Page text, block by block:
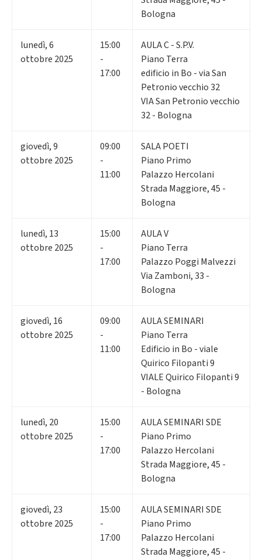
Bologna
lunedì,6
ottobre 2025
15:00
-
17:00
AULA C - S.P.V.
Piano Terra
edificio in Bo - via San
Petronio vecchio 32
VIA San Petronio vecchio
32 - Bologna
giovedì,9
ottobre 2025
09:00
-
11:00
SALA POETI
Piano Primo
Palazzo Hercolani
Strada Maggiore, 45 -
Bologna
lunedì, 13
ottobre 2025
15:00
-
17:00
AULA V
Piano Terra
Palazzo Poggi Malvezzi
Via Zamboni, 33 -
Bologna
giovedì, 16
ottobre 2025
09:00
-
11:00
AULA SEMINARI
Piano Terra
Edificio in Bo - viale
Quirico Filopanti 9
VIALE Quirico Filopanti 9
- Bologna
lunedì, 20
ottobre 2025
15:00
-
17:00
AULA SEMINARI SDE
Piano Primo
Palazzo Hercolani
Strada Maggiore, 45 -
Bologna
giovedì, 23
ottobre 2025
15:00
-
17:00
AULA SEMINARI SDE
Piano Primo
Palazzo Hercolani
Strada Maggiore, 45 -